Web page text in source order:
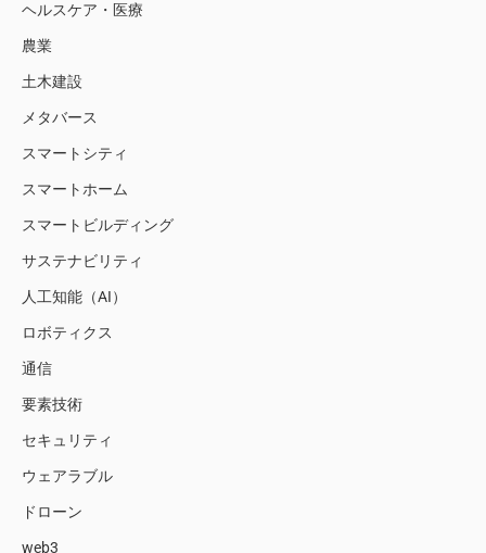
ヘルスケア・医療
農業
土木建設
メタバース
スマートシティ
スマートホーム
スマートビルディング
サステナビリティ
人工知能（AI）
ロボティクス
通信
要素技術
セキュリティ
ウェアラブル
ドローン
web3